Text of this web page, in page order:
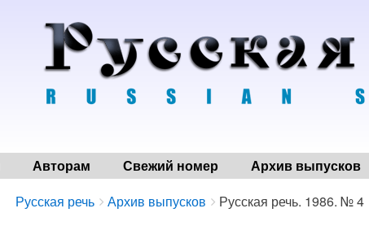
Авторам Свежий номер Архив выпусков
Breadcrumbs
You
Русская речь Архив выпусков Русская речь. 1986. № 4